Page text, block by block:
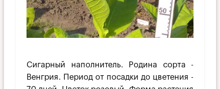
Сигарный наполнитель. Родина сорта -
Венгрия. Пе­риод от посадки до цветения -